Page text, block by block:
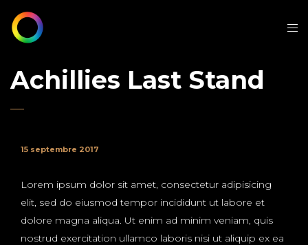
Achillies Last Stand
15 septembre 2017
Lorem ipsum dolor sit amet, consectetur adipisicing
elit, sed do eiusmod tempor incididunt ut labore et
dolore magna aliqua. Ut enim ad minim veniam, quis
nostrud exercitation ullamco laboris nisi ut aliquip ex ea